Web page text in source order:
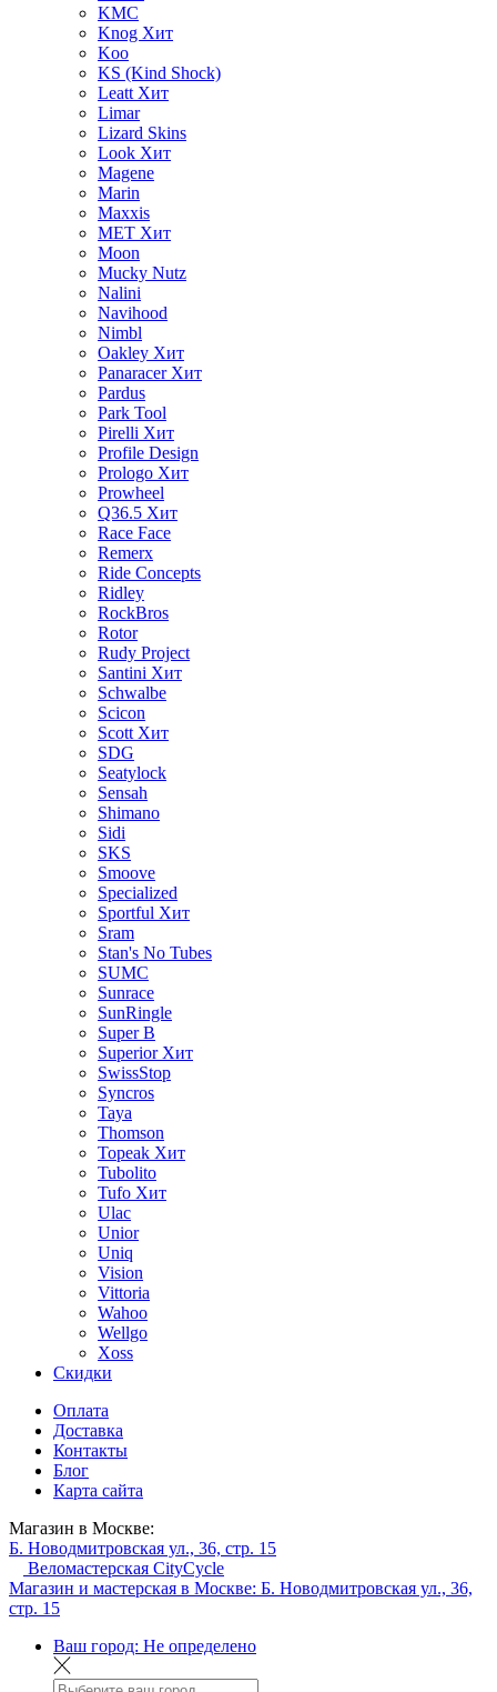
KMC
Knog Хит
Koo
KS (Kind Shock)
Leatt Хит
Limar
Lizard Skins
Look Хит
Magene
Marin
Maxxis
MET Хит
Moon
Mucky Nutz
Nalini
Navihood
Nimbl
Oakley Хит
Panaracer Хит
Pardus
Park Tool
Pirelli Хит
Profile Design
Prologo Хит
Prowheel
Q36.5 Хит
Race Face
Remerx
Ride Concepts
Ridley
RockBros
Rotor
Rudy Project
Santini Хит
Schwalbe
Scicon
Scott Хит
SDG
Seatylock
Sensah
Shimano
Sidi
SKS
Smoove
Specialized
Sportful Хит
Sram
Stan's No Tubes
SUMC
Sunrace
SunRingle
Super B
Superior Хит
SwissStop
Syncros
Taya
Thomson
Topeak Хит
Tubolito
Tufo Хит
Ulac
Unior
Uniq
Vision
Vittoria
Wahoo
Wellgo
Xoss
Скидки
Оплата
Доставка
Контакты
Блог
Карта сайта
Магазин в Москве:
Б. Новодмитровская ул., 36, стр. 15
Веломастерская CityCycle
Магазин и мастерская в Москве: Б. Новодмитровская ул., 36,
стр. 15
Ваш город: Не определено